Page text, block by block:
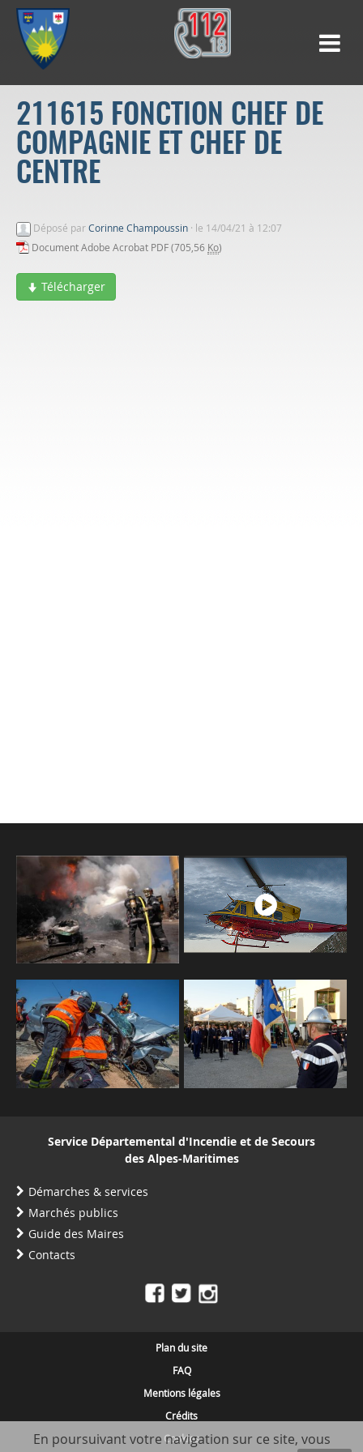
211615 FONCTION CHEF DE
COMPAGNIE ET CHEF DE
CENTRE
Déposé parCorinne Champoussin · le 14/04/21 à 12:07
Document Adobe Acrobat PDF (705,56 Ko)
Télécharger
Service Départemental d'Incendie et de Secours
des Alpes-Maritimes
Démarches & services
Marchés publics
Guide des Maires
Contacts
Plan du site
FAQ
Mentions légales
Crédits
Cookies
En poursuivant votre navigation sur ce site, vous